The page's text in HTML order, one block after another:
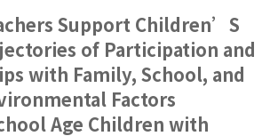
Support Children’S
of Participation and
with Family, School, and
Factors
Age Children with